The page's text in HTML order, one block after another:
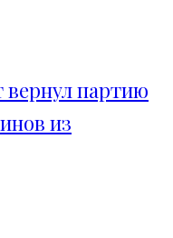
вернул партию
из